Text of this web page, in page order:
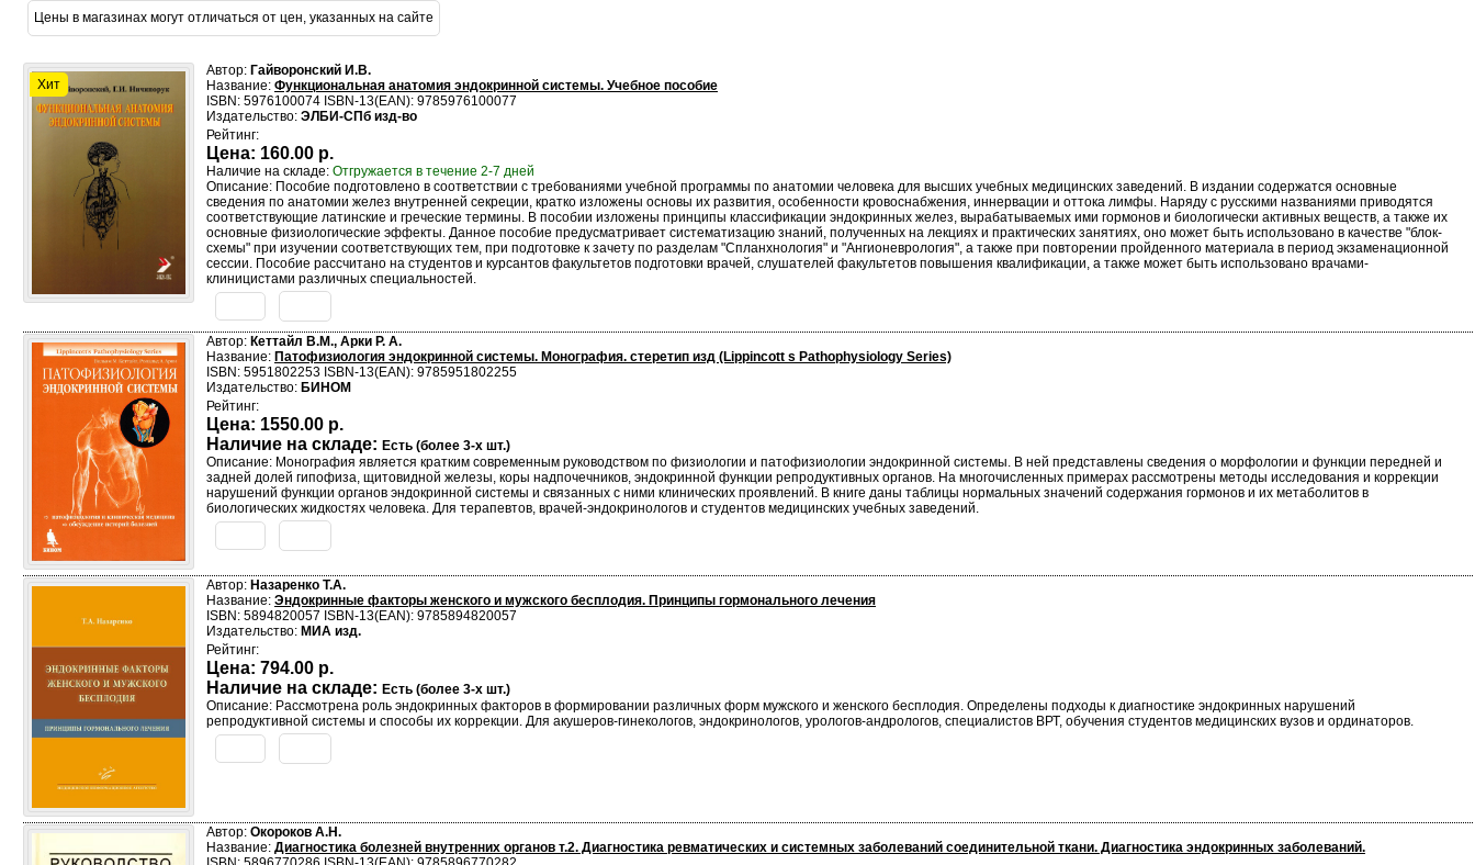
Цены в магазинах могут отличаться от цен, указанных на сайте
Хит
Автор: Гайворонский И.В.
Название: Функциональная анатомия эндокринной системы. Учебное пособие
ISBN: 5976100074 ISBN-13(EAN): 9785976100077
Издательство: ЭЛБИ-СПб изд-во
Рейтинг:
Цена: 160.00 р.
Наличие на складе: Отгружается в течение 2-7 дней
Описание: Пособие подготовлено в соответствии с требованиями учебной программы по анатомии человека для высших учебных медицинских заведений. В издании содержатся основные
сведения по анатомии желез внутренней секреции, кратко изложены основы их развития, особенности кровоснабжения, иннервации и оттока лимфы. Наряду с русскими названиями приводятся
соответствующие латинские и греческие термины. В пособии изложены принципы классификации эндокринных желез, вырабатываемых ими гормонов и биологически активных веществ, а также их
основные физиологические эффекты. Данное пособие предусматривает систематизацию знаний, полученных на лекциях и практических занятиях, оно может быть использовано в качестве "блок-
схемы" при изучении соответствующих тем, при подготовке к зачету по разделам "Спланхнология" и "Ангионеврология", а также при повторении пройденного материала в период экзаменационной
сессии. Пособие рассчитано на студентов и курсантов факультетов подготовки врачей, слушателей факультетов повышения квалификации, а также может быть использовано врачами-
клиницистами различных специальностей.
Автор: Кеттайл В.М., Арки Р. А.
Название: Патофизиология эндокринной системы. Монография. стеретип изд (Lippincott s Pathophysiology Series)
ISBN: 5951802253 ISBN-13(EAN): 9785951802255
Издательство: БИНОМ
Рейтинг:
Цена: 1550.00 р.
Наличие на складе: Есть (более 3-х шт.)
Описание: Монография является кратким современным руководством по физиологии и патофизиологии эндокринной системы. В ней представлены сведения о морфологии и функции передней и
задней долей гипофиза, щитовидной железы, коры надпочечников, эндокринной функции репродуктивных органов. На многочисленных примерах рассмотрены методы исследования и коррекции
нарушений функции органов эндокринной системы и связанных с ними клинических проявлений. В книге даны таблицы нормальных значений содержания гормонов и их метаболитов в
биологических жидкостях человека. Для терапевтов, врачей-эндокринологов и студентов медицинских учебных заведений.
Автор: Назаренко Т.А.
Название: Эндокринные факторы женского и мужского бесплодия. Принципы гормонального лечения
ISBN: 5894820057 ISBN-13(EAN): 9785894820057
Издательство: МИА изд.
Рейтинг:
Цена: 794.00 р.
Наличие на складе: Есть (более 3-х шт.)
Описание: Рассмотрена роль эндокринных факторов в формировании различных форм мужского и женского бесплодия. Определены подходы к диагностике эндокринных нарушений
репродуктивной системы и способы их коррекции. Для акушеров-гинекологов, эндокринологов, урологов-андрологов, специалистов ВРТ, обучения студентов медицинских вузов и ординаторов.
Автор: Окороков А.Н.
Название: Диагностика болезней внутренних органов т.2. Диагностика ревматических и системных заболеваний соединительной ткани. Диагностика эндокринных заболеваний.